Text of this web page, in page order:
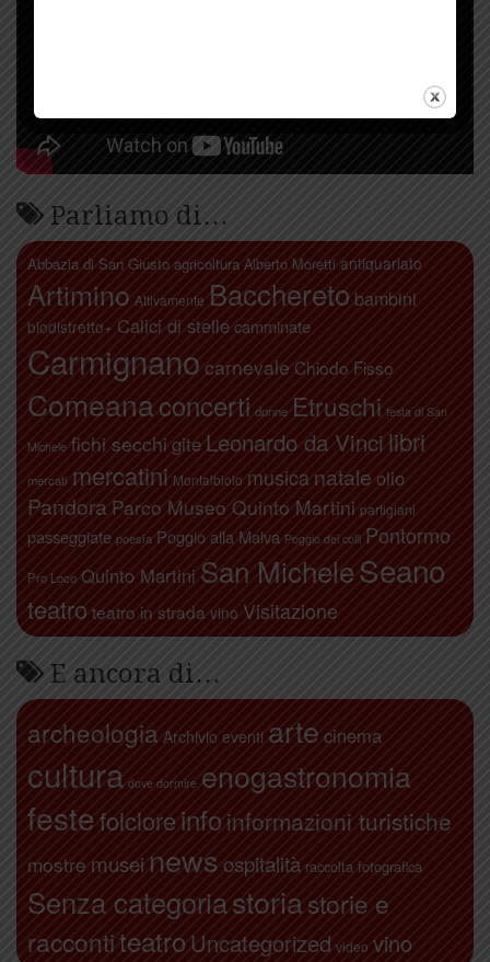
Parliamo di…
Abbazia di San Giusto agricoltura Alberto Moretti antiquariato
Artimino Attivamente Bacchereto bambini
biodistretto+ Calici di stellecamminate
Carmignano carnevale Chiodo Fisso
Comeanaconcerti donne Etruschi festa di San
Michele fichi secchi gite Leonardo da Vinci libri
mercati mercatini Montalbiolo musica natale olio
Pandora Parco Museo Quinto Martini partigiani
passeggiate poesia Poggio alla Malva Poggio dei colli Pontormo
Pro Loco Quinto Martini San MicheleSeano
teatro teatro in strada vino Visitazione
E ancora di…
archeologia Archivio eventi arte cinema
cultura dove dormire enogastronomia
festefolcloreinfo informazioni turistiche
mostre musei news ospitalità raccolta fotografica
Senza categoriastoriastorie e
raccontiteatro Uncategorized video vino